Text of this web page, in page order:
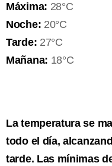
Máxima: 28°C
Noche: 20°C
Tarde: 27°C
Mañana: 18°C
La temperatura se
todo el día,
tarde. Las mínimas